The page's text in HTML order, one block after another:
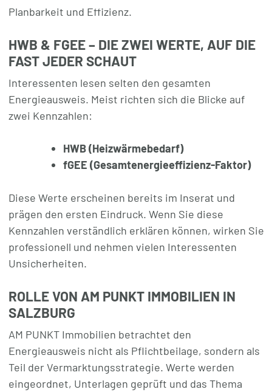
Planbarkeit und Effizienz.
HWB & FGEE – DIE ZWEI WERTE, AUF DIE
FAST JEDER SCHAUT
Interessenten lesen selten den gesamten
Energieausweis. Meist richten sich die Blicke auf
zwei Kennzahlen:
HWB (Heizwärmebedarf)
fGEE (Gesamtenergieeffizienz-Faktor)
Diese Werte erscheinen bereits im Inserat und
prägen den ersten Eindruck. Wenn Sie diese
Kennzahlen verständlich erklären können, wirken Sie
professionell und nehmen vielen Interessenten
Unsicherheiten.
ROLLE VON AM PUNKT IMMOBILIEN IN
SALZBURG
AM PUNKT Immobilien betrachtet den
Energieausweis nicht als Pflichtbeilage, sondern als
Teil der Vermarktungsstrategie. Werte werden
eingeordnet, Unterlagen geprüft und das Thema